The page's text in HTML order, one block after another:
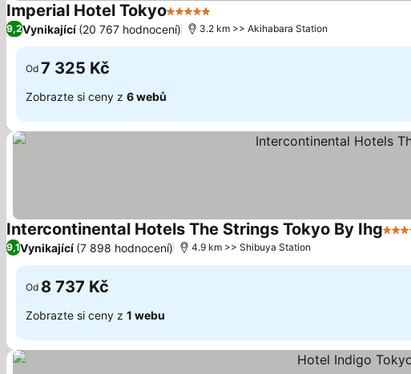
Imperial Hotel Tokyo5 Počet hvězdiček
9,2Vynikající (20 767 hodnocení) 3.2 km >> Akihabara Station
Od 7 325 Kč
Zobrazte si ceny z 6 webů
Intercontinental Hotels The Strings Tokyo By Ihg5
9,1Vynikající (7 898 hodnocení) 4.9 km >> Shibuya Station
Od 8 737 Kč
Zobrazte si ceny z 1 webu